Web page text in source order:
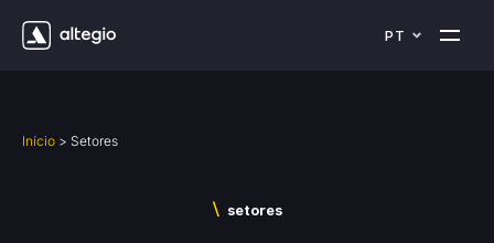
PT
Início > Setores
\ setores